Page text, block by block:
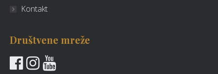
Kontakt
Društvene mreže